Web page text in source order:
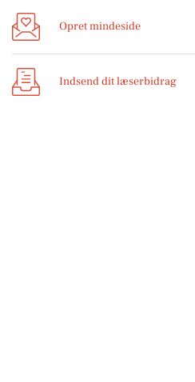
Opret mindeside
Indsend dit læserbidrag